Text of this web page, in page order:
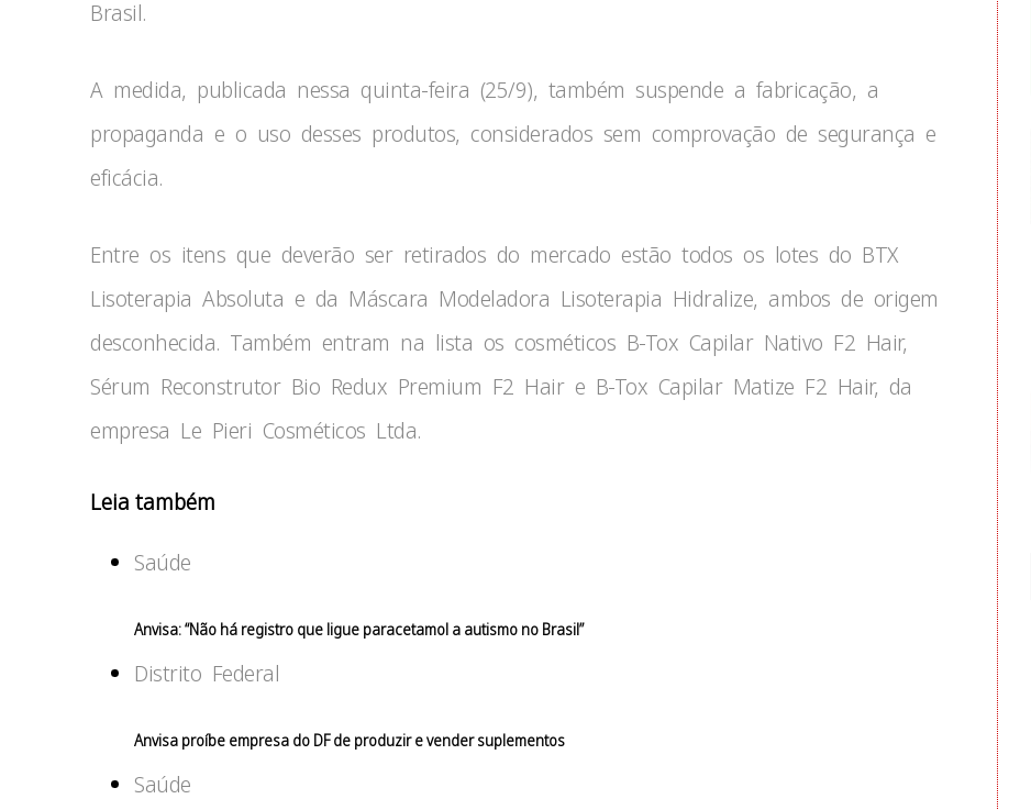
Brasil.
A medida, publicada nessa quinta-feira (25/9), também suspende a fabricação, a
propaganda e o uso desses produtos, considerados sem comprovação de segurança e
eficácia.
Entre os itens que deverão ser retirados do mercado estão todos os lotes do BTX
Lisoterapia Absoluta e da Máscara Modeladora Lisoterapia Hidralize, ambos de origem
desconhecida. Também entram na lista os cosméticos B-Tox Capilar Nativo F2 Hair,
Sérum Reconstrutor Bio Redux Premium F2 Hair e B-Tox Capilar Matize F2 Hair, da
empresa Le Pieri Cosméticos Ltda.
Leia também
Saúde
Anvisa: “Não há registro que ligue paracetamol a autismo no Brasil”
Distrito Federal
Anvisa proíbe empresa do DF de produzir e vender suplementos
Saúde